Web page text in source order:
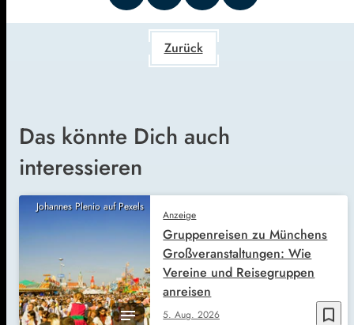
Zurück
Das könnte Dich auch
interessieren
Johannes Plenio auf Pexels
bookmark_border
Anzeige
5. Aug. 2026
Gruppenreisen zu Münchens
Großveranstaltungen: Wie
Vereine und Reisegruppen
anreisen